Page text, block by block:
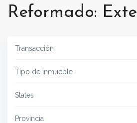
Reformado:
Transacción
Tipo de inmueble
States
Provincia